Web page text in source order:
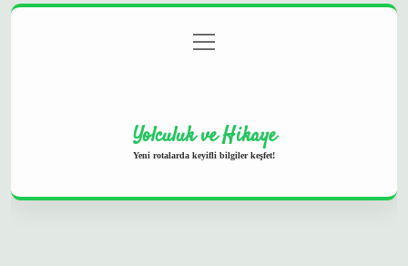
Gizlilik Politikası
menüyü
aç
Yolculuk ve Hikaye
Yeni rotalarda keyifli bilgiler keşfet!